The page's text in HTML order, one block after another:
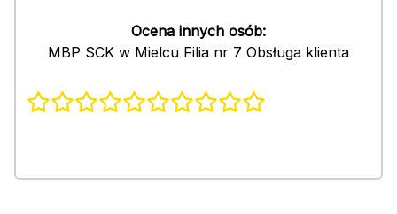
Ocena innych osób:
MBP SCK w Mielcu Filia nr 7 Obsługa klienta